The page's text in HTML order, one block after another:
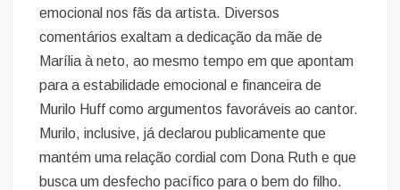
emocional nos fãs da artista. Diversos
comentários exaltam a dedicação da mãe de
Marília à neto, ao mesmo tempo em que apontam
para a estabilidade emocional e financeira de
Murilo Huff como argumentos favoráveis ao cantor.
Murilo, inclusive, já declarou publicamente que
mantém uma relação cordial com Dona Ruth e que
busca um desfecho pacífico para o bem do filho.